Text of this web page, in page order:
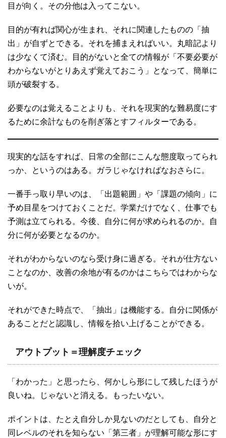
目が向く。その分他は入ってこない。
目的が有れば関心が生まれ、それに関連したものの「抽
出」が自ずとできる。それを捕まえればいい。丸暗記より
は少なくて済む。目的がないと全ての情報が「不要必要が
わからないがとりあえず覚えておこう」となって、簡単に
頭が破裂する。
必要なのは覚えることよりも、それを現実的な難易度にす
るために余計なものを削ぎ落とすフィルターである。
現実的な話をすれば、日常の全部にこんな態度取ってられ
っか、というのはある。ガラじゃなければなおさらに。
一番手っ取り早いのは、「出題範囲」や「課題の傾向」に
予め目星をつけておくことだ。学業だけでなく、仕事でも
予測は立てられる。今後、自分に何が求められるのか。自
分に何が必要となるのか。
それがわからないのなら受け身に過ぎる。それが仕方ない
ことなのか、改善の余地が有るのかはこちらではわからな
いが。
それができた時点で、「抽出」は機能する。自分に関係が
あることだと認識し、情報を拾い上げることができる。
アウトプット＝理解度チェック
「わかった」と思ったら、何かしら形にして残したほうが
良いね。じゃないと消える。もったいない。
ポイントは、たとえ自分しか見ないのだとしても、自分と
同レベルのそれを知らない「第三者」が理解可能な形にす